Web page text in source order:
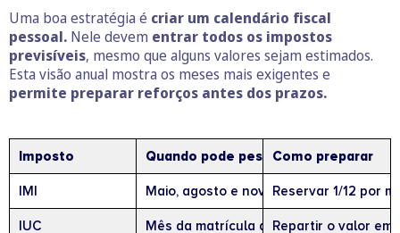
Uma boa estratégia é criar um calendário fiscal
pessoal. Nele devem entrar todos os impostos
previsíveis, mesmo que alguns valores sejam estimados.
Esta visão anual mostra os meses mais exigentes e
permite preparar reforços antes dos prazos.
Imposto Quando pode pesar maisComo preparar
IMI Maio, agosto e novembroReservar 1/12 por
IUC Mês da matrícula até 2027Repartir o valor